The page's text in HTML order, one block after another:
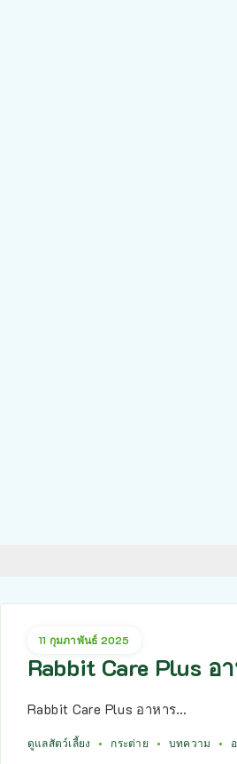
11 กุมภาพันธ์ 2025
Rabbit Care Plus
Rabbit Care Plus อาหาร…
ดูแลสัตว์เลี้ยง กระต่าย บทความ